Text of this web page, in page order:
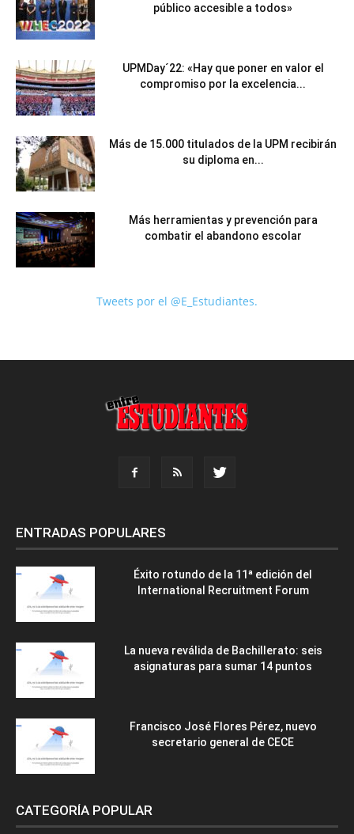
público accesible a todos»
UPMDay´22: «Hay que poner en valor el
compromiso por la excelencia...
Más de 15.000 titulados de la UPM recibirán
su diploma en...
Más herramientas y prevención para
combatir el abandono escolar
Tweets por el @E_Estudiantes.
ENTRADAS POPULARES
Éxito rotundo de la 11ª edición del
International Recruitment Forum
La nueva reválida de Bachillerato: seis
asignaturas para sumar 14 puntos
Francisco José Flores Pérez, nuevo
secretario general de CECE
CATEGORÍA POPULAR